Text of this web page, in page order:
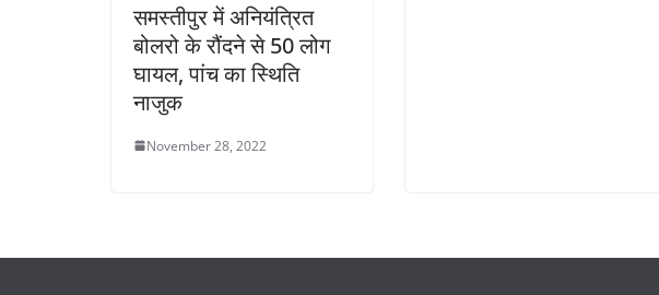
समस्तीपुर में अनियंत्रित
बोलरो के रौंदने से 50 लोग
घायल, पांच का स्थिति
नाजुक
November 28, 2022